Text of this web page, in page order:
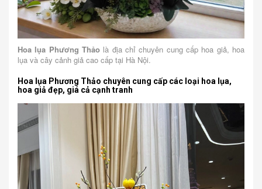
Hoa lụa Phương Thảo là địa chỉ chuyên cung cấp hoa giả, hoa
lụa và cây cảnh giả cao cấp tại Hà Nội.
Hoa lụa Phương Thảo chuyên cung cấp các loại hoa lụa,
hoa giả đẹp, giá cả cạnh tranh